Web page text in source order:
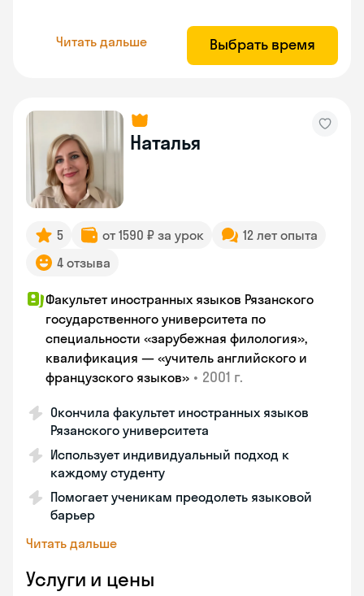
Читать дальше Выбрать время
Наталья
5 от 1590 ₽ за урок
12 лет опыта
4 отзыва
Факультет иностранных языков Рязанского
государственного университета по
специальности «зарубежная филология»,
квалификация — «учитель английского и
французского языков» • 2001 г.
Окончила факультет иностранных языков
Рязанского университета
Использует индивидуальный подход к
каждому студенту
Помогает ученикам преодолеть языковой
барьер
Читать дальше
Услуги и цены